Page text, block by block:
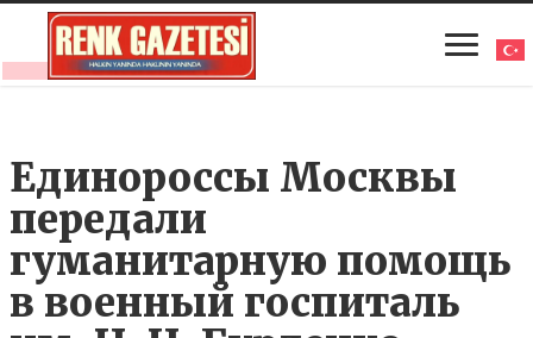
Единороссы Москвы
передали
гуманитарную помощь
в военный госпиталь